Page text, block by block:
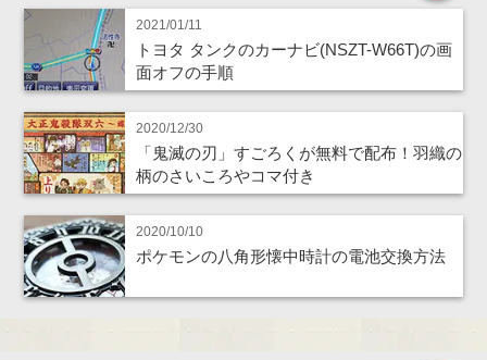
2021/01/11
トヨタ タンクのカーナビ(NSZT-W66T)の画
面オフの手順
2020/12/30
「鬼滅の刃」すごろくが無料で配布！羽織の
柄のさいころやコマ付き
2020/10/10
ポケモンの八角形懐中時計の電池交換方法